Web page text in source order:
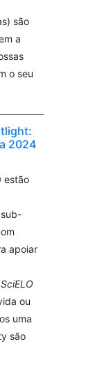
são
a
o seu
2024
estão
apoiar
SciELO
ou
uma
são